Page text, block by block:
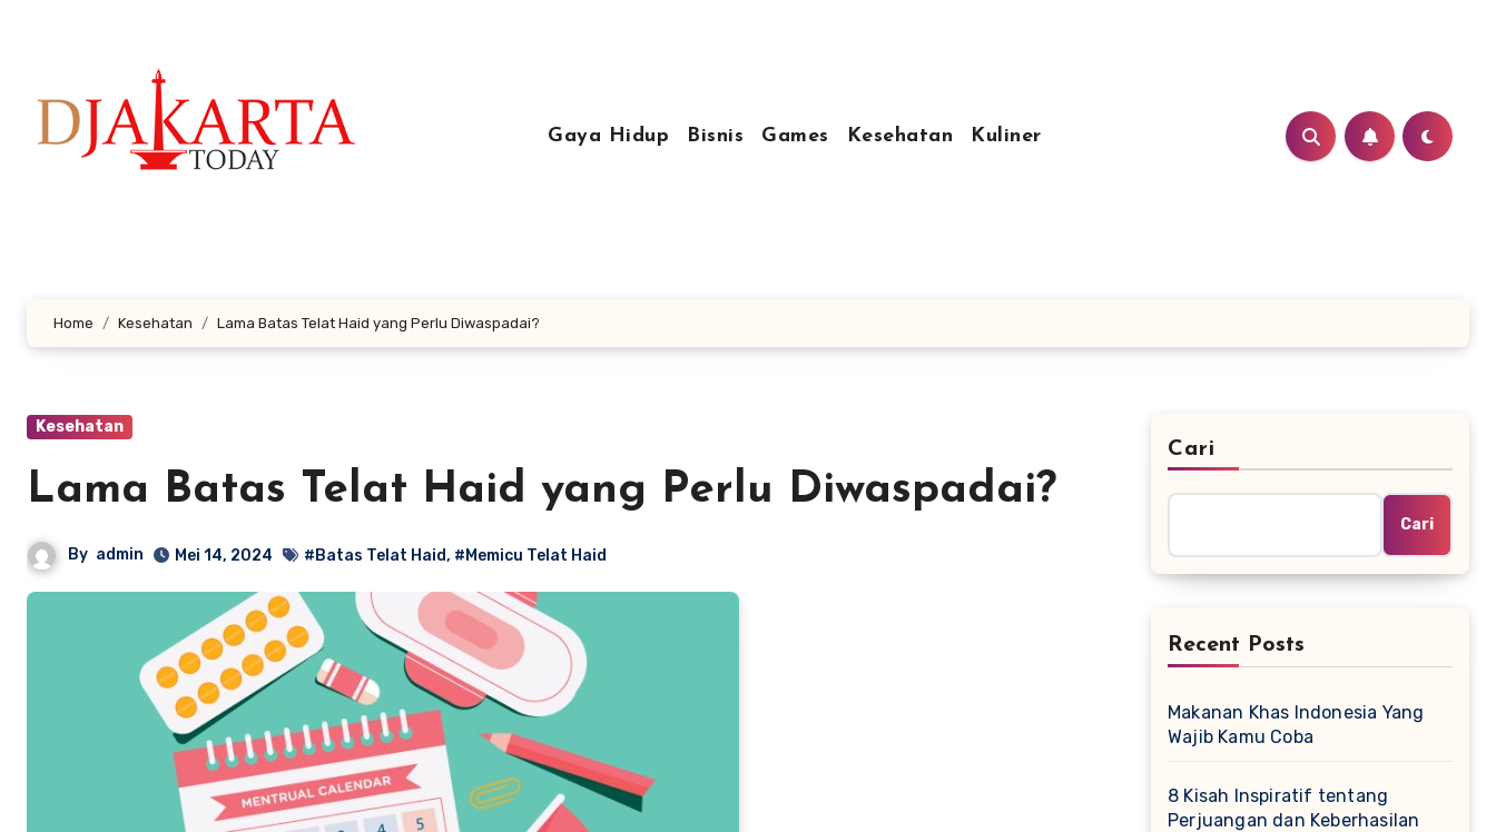
Gaya Hidup Bisnis Games Kesehatan Kuliner
Home Kesehatan Lama Batas Telat Haid yang Perlu Diwaspadai?
Kesehatan
Lama Batas Telat Haid yang Perlu Diwaspadai?
By admin Mei 14, 2024 #Batas Telat Haid, #Memicu Telat Haid
Cari
Cari
Recent Posts
Makanan Khas Indonesia Yang
Wajib Kamu Coba
8 Kisah Inspiratif tentang
Perjuangan dan Keberhasilan